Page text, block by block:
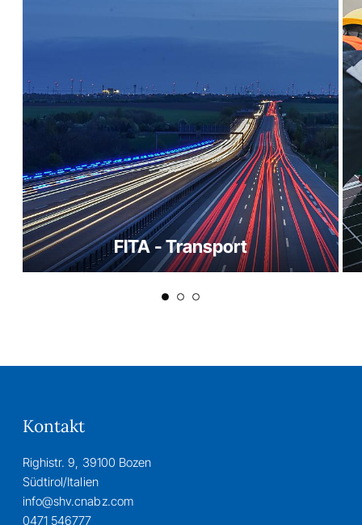
FITA - Transport
Kontakt
Righistr. 9, 39100 Bozen
Südtirol/Italien
info@shv.cnabz.com
0471 546777